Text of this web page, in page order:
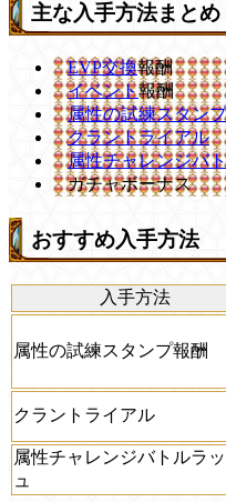
主な入手方法まとめ
EVP交換報酬
イベント報酬
属性の試練スタン
クラントライアル
属性チャレンジバ
ガチャボーナス
おすすめ入手方法
入手方法
属性の試練スタンプ報酬
クラントライアル
属性チャレンジバトルラ
ュ